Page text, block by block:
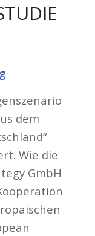
dem
Wie die
GmbH